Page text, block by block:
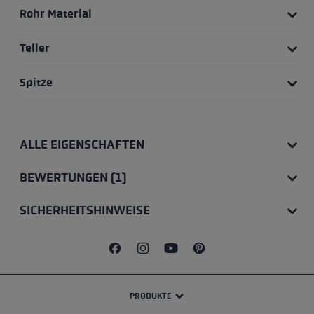
Rohr Material
Teller
Spitze
ALLE EIGENSCHAFTEN
BEWERTUNGEN (1)
SICHERHEITSHINWEISE
PRODUKTE